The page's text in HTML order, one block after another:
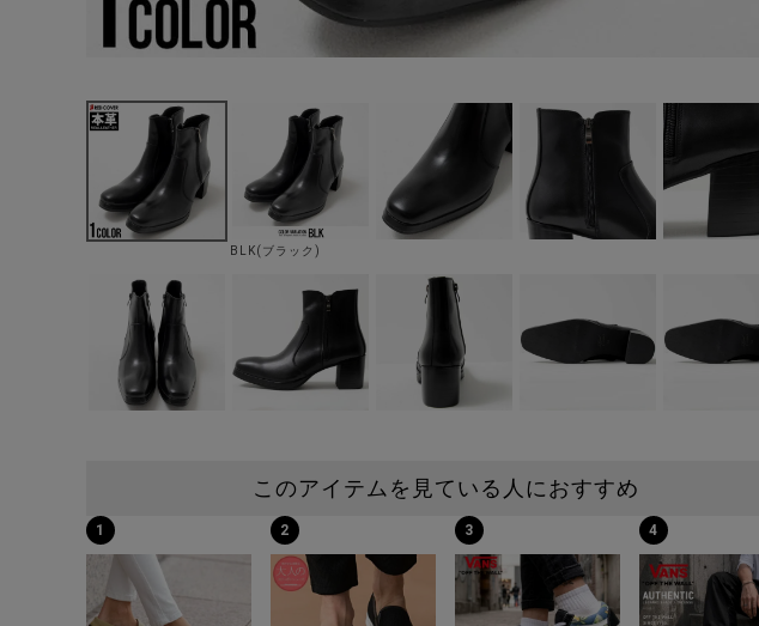
BLK(ブラック)
このアイテムを見ている人におすすめ
1 2 3 4